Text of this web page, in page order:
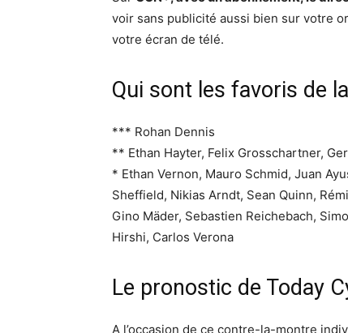
voir sans publicité aussi bien sur votre
votre écran de télé.
Qui sont les favoris de
*** Rohan Dennis
** Ethan Hayter, Felix Grosschartner,
* Ethan Vernon, Mauro Schmid, Juan
Sheffield, Nikias Arndt, Sean Quinn,
Gino Mäder, Sebastien Reichebach,
Hirshi, Carlos Verona
Le pronostic de Today
A l’occasion de ce contre-la-montre